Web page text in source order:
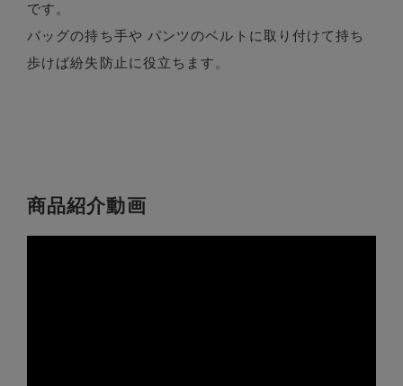
です。
バッグの持ち手や パンツのベルトに取り付けて持ち
歩けば紛失防止に役立ちます。
商品紹介動画